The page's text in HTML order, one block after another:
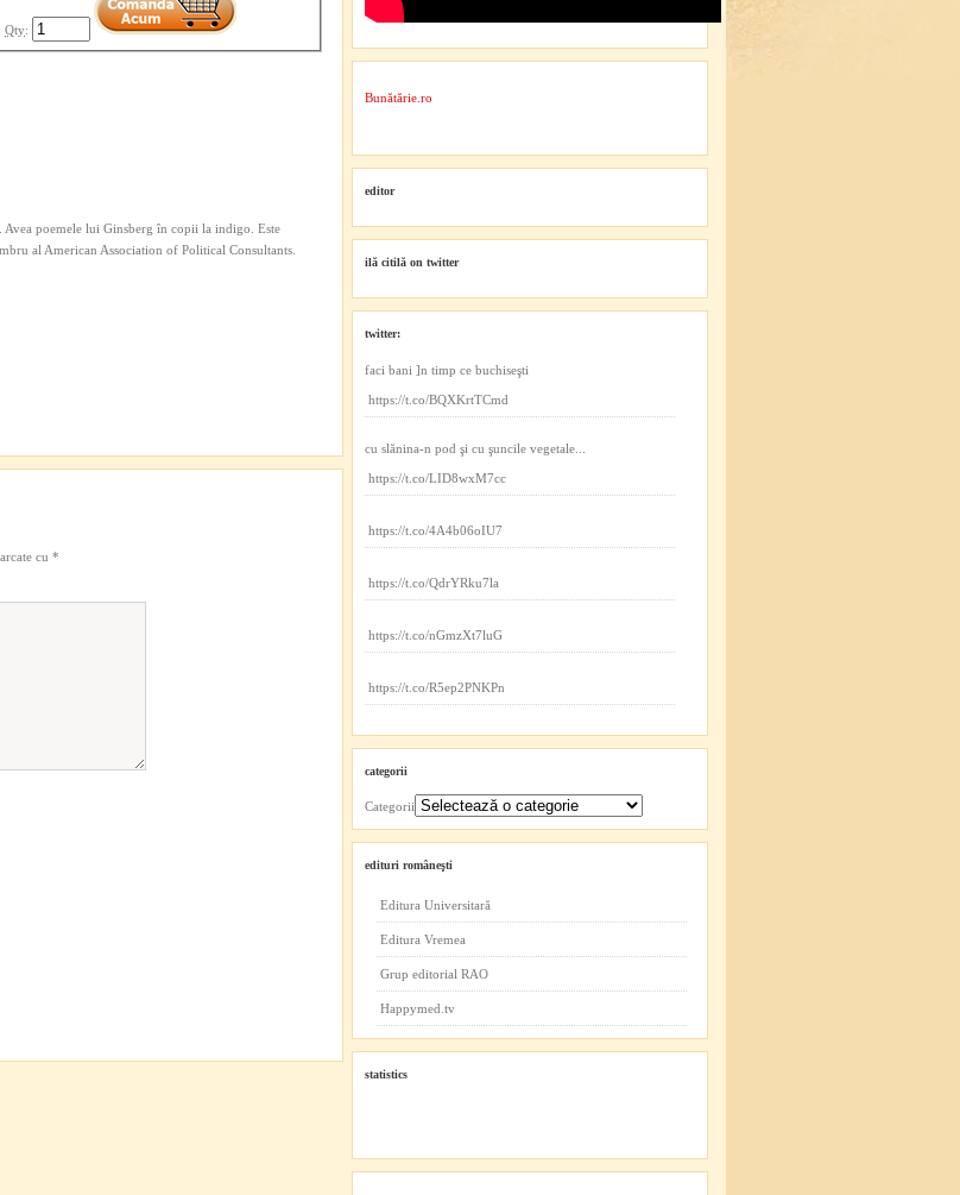
Qty:
poemele lui Ginsberg în copii la indigo. Este
al American Association of Political Consultants.
cu *
Bunătărie.ro
editor
ilă citilă on twitter
twitter:
faci bani ]n timp ce buchiseşti
https://t.co/BQXKrtTCmd
cu slănina-n pod şi cu şuncile vegetale...
https://t.co/LID8wxM7cc
https://t.co/4A4b06oIU7
https://t.co/QdrYRku7la
https://t.co/nGmzXt7luG
https://t.co/R5ep2PNKPn
categorii
Categorii
edituri româneşti
Editura Universitară
Editura Vremea
Grup editorial RAO
Happymed.tv
statistics